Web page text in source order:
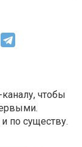
чтобы
по существу.